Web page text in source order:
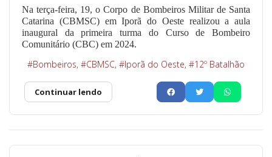
Na terça-feira, 19, o Corpo de Bombeiros Militar de Santa
Catarina (CBMSC) em Iporã do Oeste realizou a aula
inaugural da primeira turma do Curso de Bombeiro
Comunitário (CBC) em 2024.
Bombeiros CBMSC Iporã do Oeste 12º Batalhão
Continuar lendo